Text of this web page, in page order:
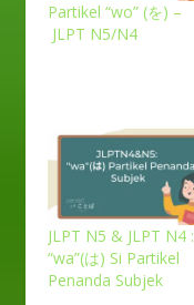
Partikel “wo” (を) –
JLPT N5/N4
JLPT N5 & JLPT N4 :
“wa”(は) Si Partikel
Penanda Subjek